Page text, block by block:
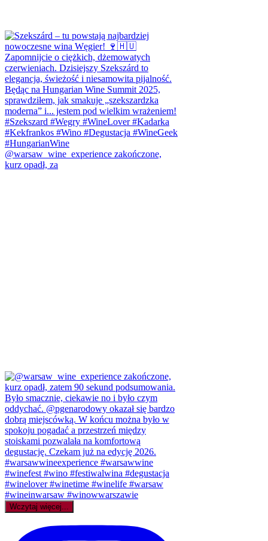
@warsaw_wine_experience zakończone,
kurz opadł, za
Wczytaj więcej...